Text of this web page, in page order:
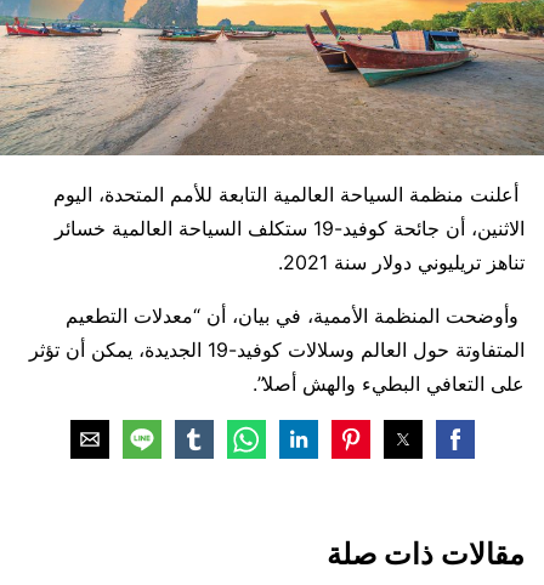
أعلنت منظمة السياحة العالمية التابعة للأمم المتحدة، اليوم
الاثنين، أن جائحة كوفيد-19 ستكلف السياحة العالمية خسائر
تناهز تريليوني دولار سنة 2021.
وأوضحت المنظمة الأممية، في بيان، أن “معدلات التطعيم
المتفاوتة حول العالم وسلالات كوفيد-19 الجديدة، يمكن أن تؤثر
على التعافي البطيء والهش أصلا”.
‏مقالات ذات صلة